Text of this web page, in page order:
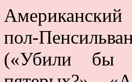
пол-
(«Убили бы